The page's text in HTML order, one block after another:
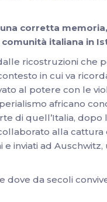
corretta
italiana in
ricostruzioni che
in cui va
al potere con le
africano
di quell’Italia, dopo
alla
inviati ad
dove da secoli